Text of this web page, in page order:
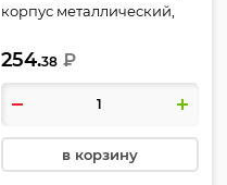
корпус металлический,
Лёгкая сталь, Erich Krause,
4555
254.38 ₽
в корзину